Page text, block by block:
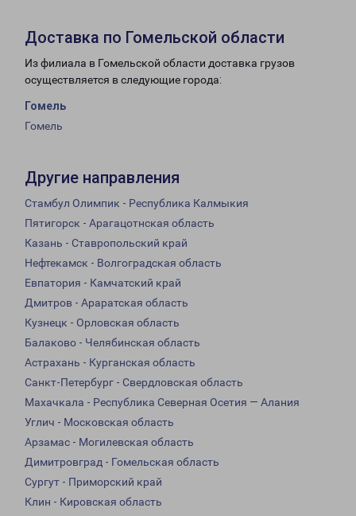
Доставка по Гомельской области
Из филиала в Гомельской области доставка грузов
осуществляется в следующие города:
Гомель
Гомель
Другие направления
Стамбул Олимпик - Республика Калмыкия
Пятигорск - Арагацотнская область
Казань - Ставропольский край
Нефтекамск - Волгоградская область
Евпатория - Камчатский край
Дмитров - Араратская область
Кузнецк - Орловская область
Балаково - Челябинская область
Астрахань - Курганская область
Санкт-Петербург - Свердловская область
Махачкала - Республика Северная Осетия — Алания
Углич - Московская область
Арзамас - Могилевская область
Димитровград - Гомельская область
Сургут - Приморский край
Клин - Кировская область